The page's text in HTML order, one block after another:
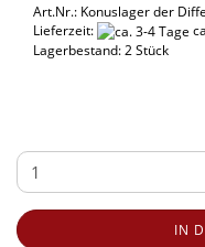
Art.Nr.: Konuslager der
Lieferzeit:
Lagerbestand: 2 Stück
IN